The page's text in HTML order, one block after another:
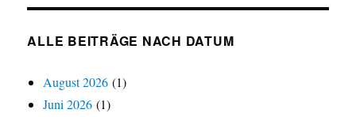
ALLE BEITRÄGE NACH DATUM
August 2026 (1)
Juni 2026 (1)